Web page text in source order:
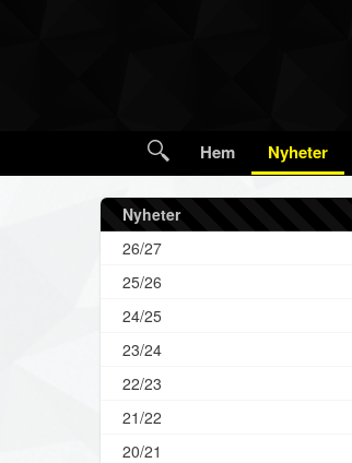
Hem Nyheter
Nyheter
26/27
25/26
24/25
23/24
22/23
21/22
20/21